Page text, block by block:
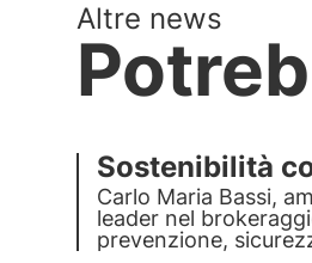
Altre news
Sostenibilità
Carlo Maria Bassi,
leader nel brokeraggio
prevenzione,